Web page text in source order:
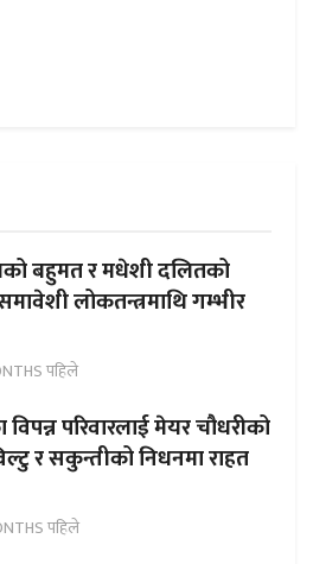
बहुमत र मधेशी दलितको
लोकतन्त्रमाथि गम्भीर
पहिले
परिवारलाई मेयर चौधरीको
र सकुन्तीको निधनमा राहत
पहिले